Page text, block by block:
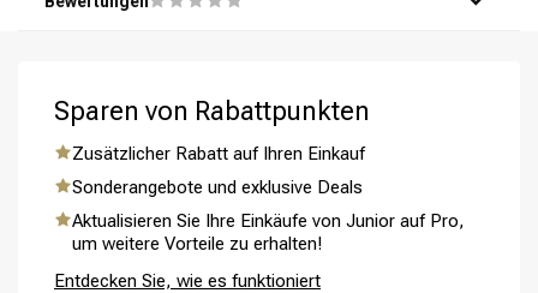
Umformung CombiDeals
Wasser aus.
Sparen von Rabattpunkten
Zusätzlicher Rabatt auf Ihren Einkauf
Sonderangebote und exklusive Deals
Aktualisieren Sie Ihre Einkäufe von Junior auf Pro,
um weitere Vorteile zu erhalten!
Entdecken Sie, wie es funktioniert